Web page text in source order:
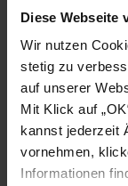
Diese Webseite
Wir nutzen
stetig zu
auf unserer
Mit Klick auf
kannst jederzeit
vornehmen,
Informationen
10 Juri
Status
Einsatzbereit
Größe in cm
192 cm
22